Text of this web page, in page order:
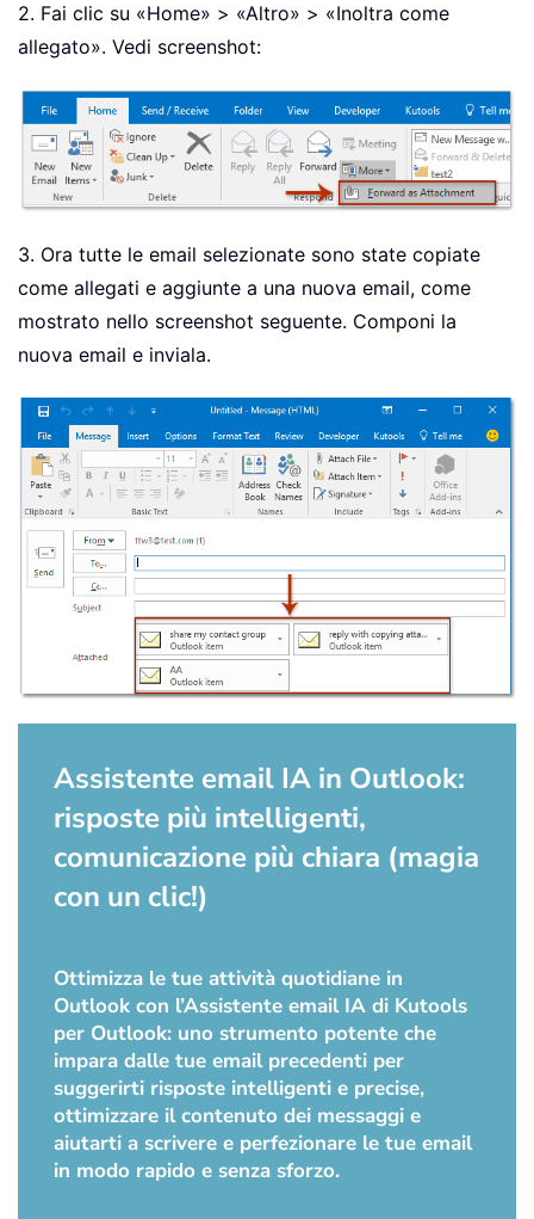
2. Fai clic su «Home» > «Altro» > «Inoltra come
allegato». Vedi screenshot:
3. Ora tutte le email selezionate sono state copiate
come allegati e aggiunte a una nuova email, come
mostrato nello screenshot seguente. Componi la
nuova email e inviala.
Assistente email IA in Outlook:
risposte più intelligenti,
comunicazione più chiara (magia
con un clic!)
Ottimizza le tue attività quotidiane in
Outlook con l’Assistente email IA di Kutools
per Outlook: uno strumento potente che
impara dalle tue email precedenti per
suggerirti risposte intelligenti e precise,
ottimizzare il contenuto dei messaggi e
aiutarti a scrivere e perfezionare le tue email
in modo rapido e senza sforzo.